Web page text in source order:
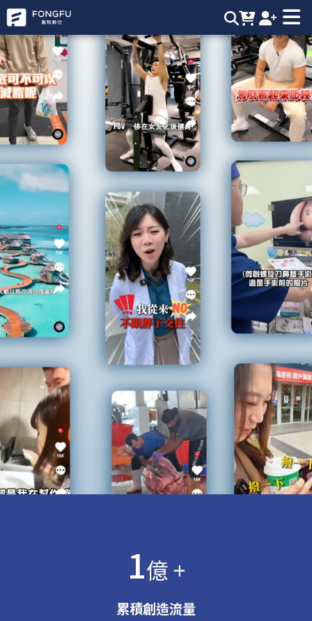
豐賦數位 | 專業短影音製作，市場最強口碑，自然流量破億，流
量變現破千萬，個人IP短影音製作，Tiktok流量變現，短影音製
作找豐賦
1億 +
累積創造流量